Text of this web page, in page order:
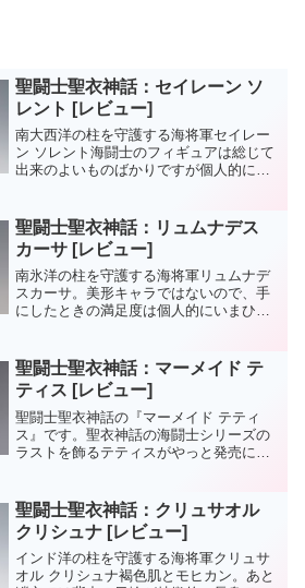
聖闘士聖衣神話：セイレーン ソ
レント [レビュー]
南大西洋の柱を守護する海将軍セイレー
ン ソレント海闘士のフィギュアは総じて
出来のよいものばかりですが個人的に、
聖闘士聖衣神話：リュムナデス
カーサ [レビュー]
南氷洋の柱を守護する海将軍リュムナデ
スカーサ。美形キャラではないので、手
にしたときの満足度は個人的にいまひと
す（笑フィギュア自体は、手堅い完成度
でまとめられているんです...
聖闘士聖衣神話：マーメイド テ
ティス [レビュー]
聖闘士聖衣神話の『マーメイド テティ
ス』です。聖衣神話の海闘士シリーズの
ラストを飾るテティスがやっと発売にな
が他にいて、女性であるテティスは後回
しになってしまった感もあ...
聖闘士聖衣神話：クリュサオル
クリシュナ [レビュー]
インド洋の柱を守護する海将軍クリュサ
オル クリシュナ褐色肌とモヒカン。あと